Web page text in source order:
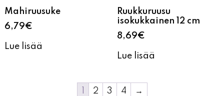
Mahiruusuke
6,79€
Lue lisää
Ruukkuruusu
isokukkainen 12 cm
8,69€
Lue lisää
2 3 4 →